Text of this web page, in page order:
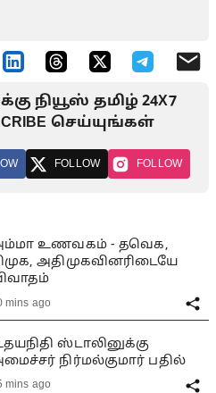
நியூஸ் தமிழ் 24X7
செய்யுங்கள்
FOLLOW FOLLOW
உணவகம் - தவெக,
அதிமுகவினரிடையே
mins ago
ஸ்டாலினுக்கு
நிர்மல்குமார் பதில்
mins ago